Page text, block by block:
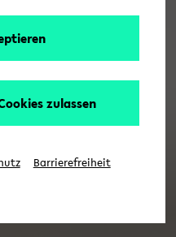
zulassen
Barrierefreiheit